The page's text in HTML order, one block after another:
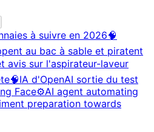
à suivre en 2026🧠
au bac à sable et piratent
avis sur l'aspirateur-laveur
🧠IA d'OpenAI sortie du test
Face⚙️AI agent automating
preparation towards